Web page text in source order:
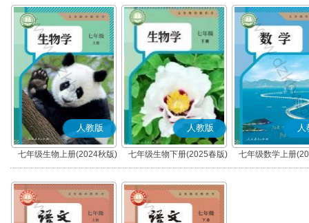
人教版
七年级生物上册(2024秋版)
人教版
七年级生物下册(2025春版)
人
七年级数学上册